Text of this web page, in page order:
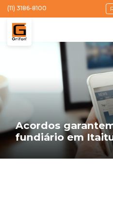
(11) 3186-8100
Acordos
fundiário em